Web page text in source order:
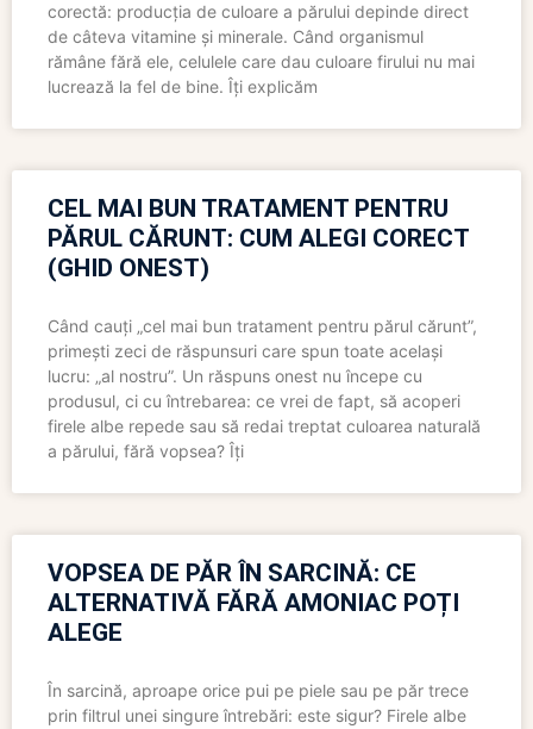
corectă: producția de culoare a părului depinde direct
de câteva vitamine și minerale. Când organismul
rămâne fără ele, celulele care dau culoare firului nu mai
lucrează la fel de bine. Îți explicăm
CEL MAI BUN TRATAMENT PENTRU
PĂRUL CĂRUNT: CUM ALEGI CORECT
(GHID ONEST)
Când cauți „cel mai bun tratament pentru părul cărunt”,
primești zeci de răspunsuri care spun toate același
lucru: „al nostru”. Un răspuns onest nu începe cu
produsul, ci cu întrebarea: ce vrei de fapt, să acoperi
firele albe repede sau să redai treptat culoarea naturală
a părului, fără vopsea? Îți
VOPSEA DE PĂR ÎN SARCINĂ: CE
ALTERNATIVĂ FĂRĂ AMONIAC POȚI
ALEGE
În sarcină, aproape orice pui pe piele sau pe păr trece
prin filtrul unei singure întrebări: este sigur? Firele albe